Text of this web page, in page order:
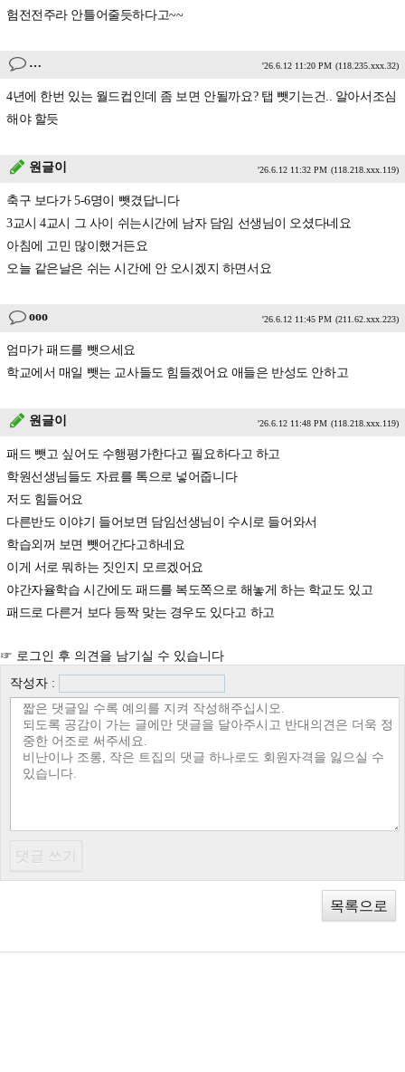
험전전주라 안틀어줄듯하다고~~
… '26.6.12 11:20 PM (118.235.xxx.32)
4년에 한번 있는 월드컵인데 좀 보면 안될까요? 탭 뺏기는건.. 알아서조심
해야 할듯
원글이 '26.6.12 11:32 PM (118.218.xxx.119)
축구 보다가 5-6명이 뺏겼답니다
3교시 4교시 그 사이 쉬는시간에 남자 담임 선생님이 오셨다네요
아침에 고민 많이했거든요
오늘 같은날은 쉬는 시간에 안 오시겠지 하면서요
ooo '26.6.12 11:45 PM (211.62.xxx.223)
엄마가 패드를 뺏으세요
학교에서 매일 뺏는 교사들도 힘들겠어요 애들은 반성도 안하고
원글이 '26.6.12 11:48 PM (118.218.xxx.119)
패드 뺏고 싶어도 수행평가한다고 필요하다고 하고
학원선생님들도 자료를 톡으로 넣어줍니다
저도 힘들어요
다른반도 이야기 들어보면 담임선생님이 수시로 들어와서
학습외꺼 보면 뺏어간다고하네요
이게 서로 뭐하는 짓인지 모르겠어요
야간자율학습 시간에도 패드를 복도쪽으로 해놓게 하는 학교도 있고
패드로 다른거 보다 등짝 맞는 경우도 있다고 하고
☞ 로그인 후 의견을 남기실 수 있습니다
작성자 :
목록으로